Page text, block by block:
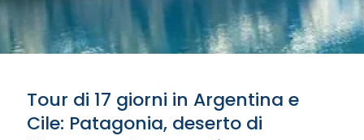
Tour di 17 giorni in Argentina e
Cile: Patagonia, deserto di